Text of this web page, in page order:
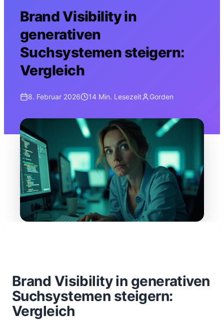
Brand Visibility in
generativen
Suchsystemen steigern:
Vergleich
8. Februar 2026 14 Min. Lesezeit Gorden
Brand Visibility in generativen
Suchsystemen steigern:
Vergleich